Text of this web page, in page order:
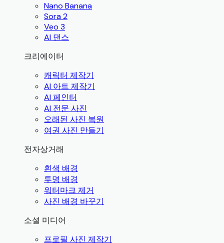
Nano Banana
Sora 2
Veo 3
AI 댄스
크리에이터
캐릭터 제작기
AI 아트 제작기
AI 페인터
AI 전문 사진
오래된 사진 복원
여권 사진 만들기
전자상거래
흰색 배경
투명 배경
워터마크 제거
사진 배경 바꾸기
소셜 미디어
프로필 사진 제작기